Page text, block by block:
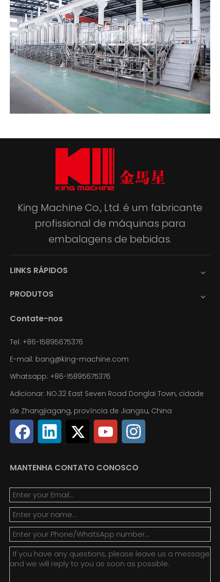
King Machine Co., Ltd. é um fabricante
profissional de máquinas para
embalagens de bebidas.
LINKS RÁPIDOS
PRODUTOS
Contate-nos
Tel: +86-15895675376
E-mail: bang@king-machine.com
Whatsapp: +86-15895675376
Adicionar: NO.32 East Seven Road Donglai Town, cidade
de Zhangjiagang, província de Jiangsu, China
MANTENHA CONTATO CONOSCO